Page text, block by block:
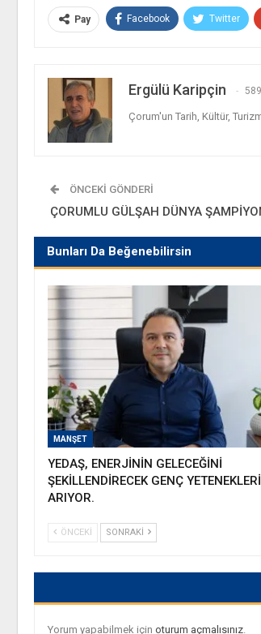
Pay Facebook Twitter
Ergülü Karipçin
Çorum'un Tarih, Kültür,
ÖNCEKI GÖNDERI
ÇORUMLU GÜLŞAH DÜNYA
Bunları Da Beğenebilirsin
MANŞET
YEDAŞ, ENERJİNİN GELECEĞİNİ
ŞEKİLLENDİRECEK GENÇ YETENEKLERİ
ARIYOR.
ÖNCEKI SONRAKI
Yorum yapabilmek için oturum açmalısınız